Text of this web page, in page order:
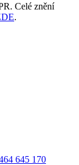
Celé znění
.
645 170